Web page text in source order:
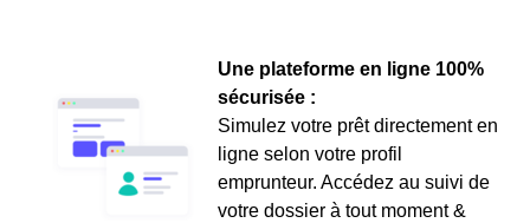
Une plateforme en ligne 100%
sécurisée :
Simulez votre prêt directement en
ligne selon votre profil
emprunteur. Accédez au suivi de
votre dossier à tout moment &